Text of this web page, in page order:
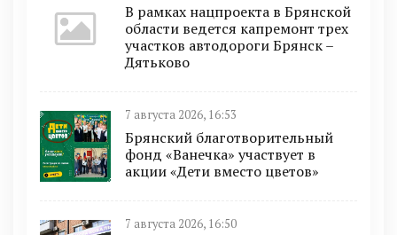
В рамках нацпроекта в Брянской
области ведется капремонт трех
участков автодороги Брянск –
Дятьково
7 августа 2026, 16:53
Брянский благотворительный
фонд «Ванечка» участвует в
акции «Дети вместо цветов»
7 августа 2026, 16:50